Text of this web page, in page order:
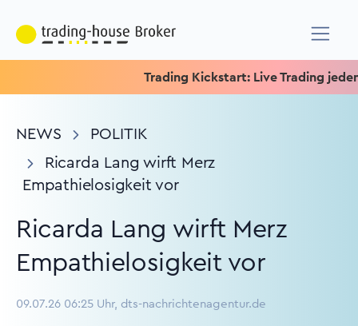
Trading Kickstart: Live Trading jeden
NEWS
POLITIK
Ricarda Lang wirft Merz
Empathielosigkeit vor
Ricarda Lang wirft Merz
Empathielosigkeit vor
09.07.26 06:25 Uhr, dts-nachrichtenagentur.de